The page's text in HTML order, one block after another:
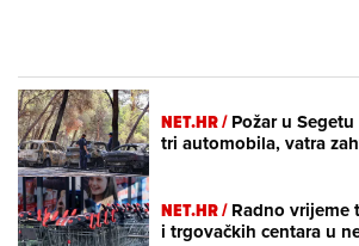
NET.HR /Požar u
tri automobila, vatra
NET.HR /Radno vrijeme
i trgovačkih centara u